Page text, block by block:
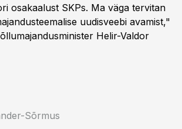
osakaalust SKPs. Ma väga tervitan
uudisveebi avamist,"
Helir-Valdor
Sõrmus